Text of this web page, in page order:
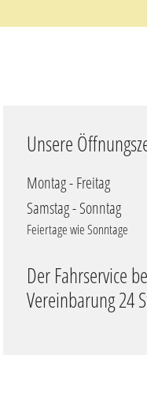
Unsere
Montag - Freitag
Samstag - Sonntag
Feiertage wie Sonntage
Der Fahrservice
Vereinbarung 24